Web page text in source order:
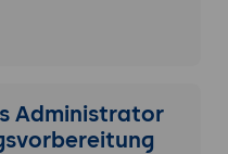
Administrator